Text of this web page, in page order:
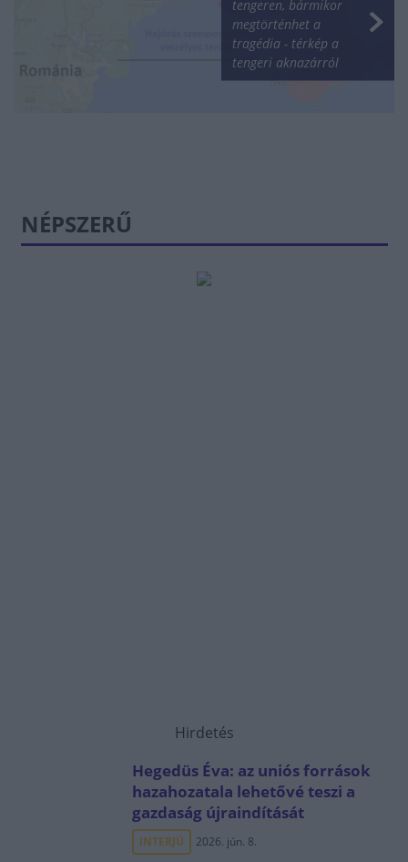
tengeren, bármikor
megtörténhet a
tragédia - térkép a
tengeri aknazárról
NÉPSZERŰ
Hirdetés
Hegedüs Éva: az uniós források
hazahozatala lehetővé teszi a
gazdaság újraindítását
INTERJÚ 2026. jún. 8.